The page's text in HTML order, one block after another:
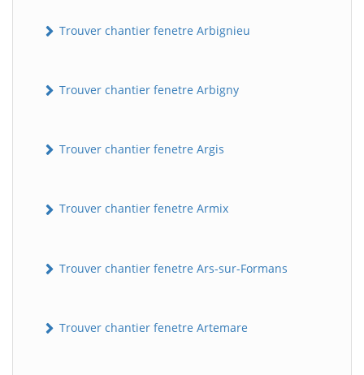
Trouver chantier fenetre Arbignieu
Trouver chantier fenetre Arbigny
Trouver chantier fenetre Argis
Trouver chantier fenetre Armix
Trouver chantier fenetre Ars-sur-Formans
Trouver chantier fenetre Artemare